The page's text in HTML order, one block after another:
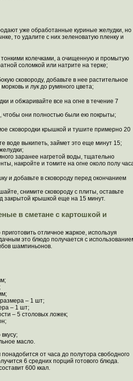
уже обработанные куриные желудки, но
то удалите с них зеленоватую пленку и
тонкими колечками, а очищенную и промытую
соломкой или натрите на терке;
сковороду, добавьте в нее растительное
и лук до румяного цвета;
и обжаривайте все на огне в течение 7
чтобы они полностью были ею покрыты;
сковородки крышкой и тушите примерно 20
воде выкипеть, займет это еще минут 15;
заранее нагретой воды, тщательно
накройте и томите на огне около полу
и добавьте в сковороду перед окончанием
снимите сковороду с плиты, оставьте
закрытой крышкой еще на 15 минут.
в сметане с картошкой и
отличное жаркое, используя
это блюдо получается с
шампиньонов.
– 1 шт;
– 1 шт;
– 5 столовых ложек;
масло.
от часа до полутора свободного
6 средних порций готового блюда.
600 ккал.